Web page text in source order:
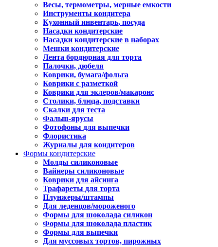
Весы, термометры, мерные емкости
Инструменты кондитера
Кухонный инвентарь, посуда
Насадки кондитерские
Насадки кондитерские в наборах
Мешки кондитерские
Лента бордюрная для торта
Палочки, дюбеля
Коврики, бумага/фольга
Коврики с разметкой
Коврики для эклеров/макаронс
Столики, блюда, подставки
Скалки для теста
Фальш-ярусы
Фотофоны для выпечки
Флористика
Журналы для кондитеров
Формы кондитерские
Молды силиконовые
Вайнеры силиконовые
Коврики для айсинга
Трафареты для торта
Плунжеры/штампы
Для леденцов/мороженого
Формы для шоколада силикон
Формы для шоколада пластик
Формы для выпечки
Для муссовых тортов, пирожных